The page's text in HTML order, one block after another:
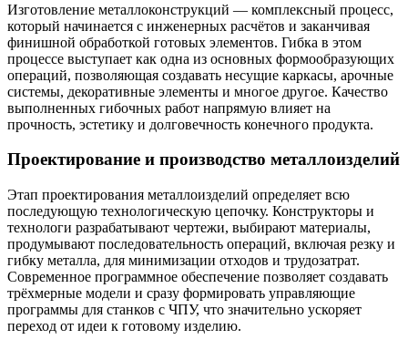
Изготовление металлоконструкций — комплексный процесс,
который начинается с инженерных расчётов и заканчивая
финишной обработкой готовых элементов. Гибка в этом
процессе выступает как одна из основных формообразующих
операций, позволяющая создавать несущие каркасы, арочные
системы, декоративные элементы и многое другое. Качество
выполненных гибочных работ напрямую влияет на
прочность, эстетику и долговечность конечного продукта.
Проектирование и производство металлоизделий
Этап проектирования металлоизделий определяет всю
последующую технологическую цепочку. Конструкторы и
технологи разрабатывают чертежи, выбирают материалы,
продумывают последовательность операций, включая резку и
гибку металла, для минимизации отходов и трудозатрат.
Современное программное обеспечение позволяет создавать
трёхмерные модели и сразу формировать управляющие
программы для станков с ЧПУ, что значительно ускоряет
переход от идеи к готовому изделию.